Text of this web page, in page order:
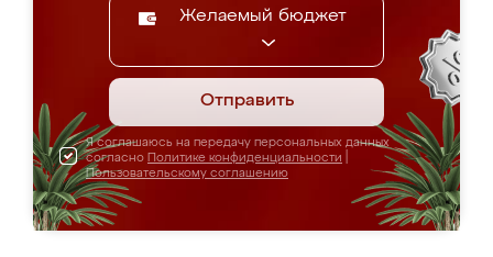
Желаемый бюджет
Отправить
Я соглашаюсь на передачу персональных данных
согласно Политике конфиденциальности
Пользовательскому соглашению